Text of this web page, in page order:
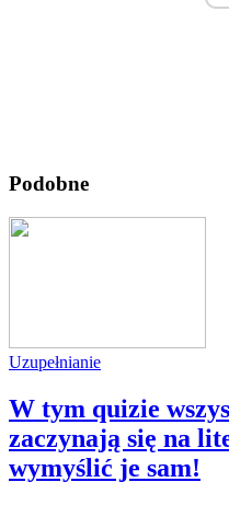
Podobne
Uzupełnianie
W tym quizie
zaczynają się na
wymyślić je sam!